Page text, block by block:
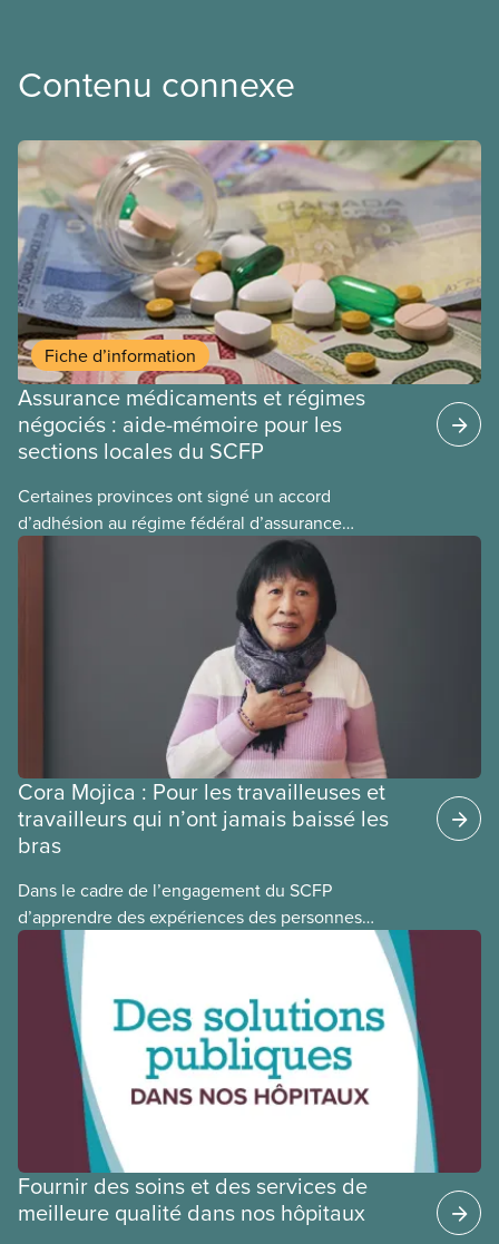
Contenu connexe
Fiche d’information
Assurance médicaments et régimes
négociés : aide-mémoire pour les
sections locales du SCFP
Certaines provinces ont signé un accord
d’adhésion au régime fédéral d’assurance
médicaments. Les sections locales du SCFP dans
ces provinces s’interrogent sur l’incidence que ce
régime pourrait avoir sur leurs avantages
Cora Mojica : Pour les travailleuses et
travailleurs qui n’ont jamais baissé les
bras
Dans le cadre de l’engagement du SCFP
d’apprendre des expériences des personnes
autochtones, noires et racisées, et de célébrer
leurs réussites, nous vous présentons des membres
du Comité national pour la justice raciale et du
Conseil national des Autochtones. L’article de ce
mois-ci présente Cora Mojica, membre du Comité
national pour la justice raciale.
Fournir des soins et des services de
meilleure qualité dans nos hôpitaux